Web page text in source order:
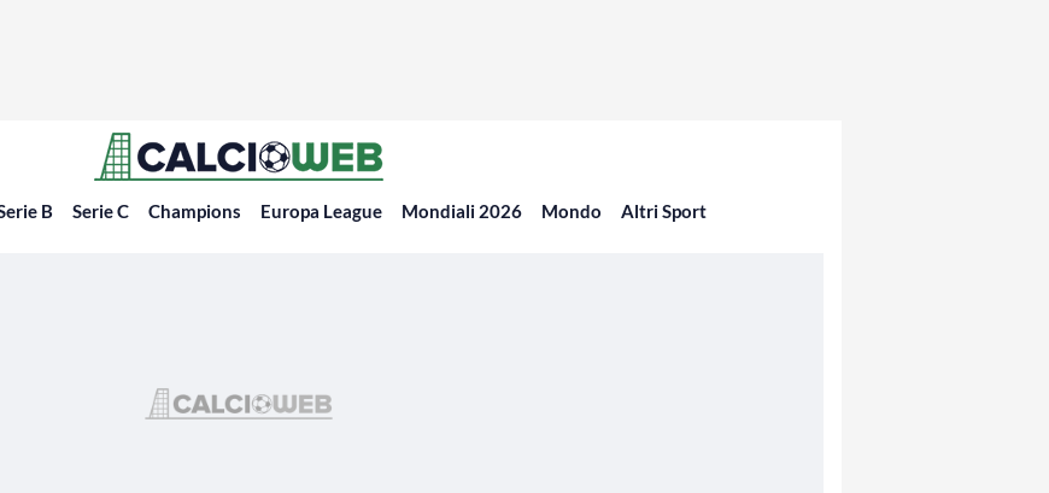
B Serie C Champions Europa League Mondiali 2026 Mondo Altri Sport